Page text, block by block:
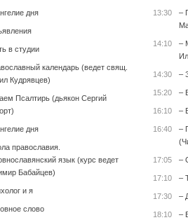
дня
в студии
календарь (ведет свящ.
Кудрявцев)
Псалтирь (дьякон Сергий
дня
православия.
язык (курс ведет
Бабайцев)
и я
слово
13:30
–
14:10
–
14:30 –
15:20 –
16:10 –
16:40
–
17:05 –
17:10 –
17:30 –
18:10 –